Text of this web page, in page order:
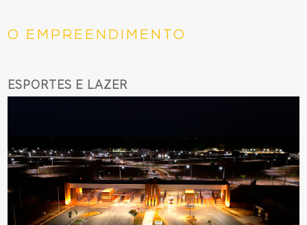
Avenida Eiffel, 819 - Aquarela das Artes Bairro Planejado,
CNPJ: 04.536.786/0001-17
Fale pelo WhastApp
O EMPREENDIMENTO
ESPORTES E LAZER